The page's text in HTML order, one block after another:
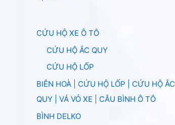
CỨU HỘ XE Ô TÔ
CỨU HỘ ẮC QUY
CỨU HỘ LỐP
BIÊN HOÀ | CỨU HỘ LỐP | CỨU HỘ ẮC
QUY | VÁ VỎ XE | CÂU BÌNH Ô TÔ
BÌNH DELKO